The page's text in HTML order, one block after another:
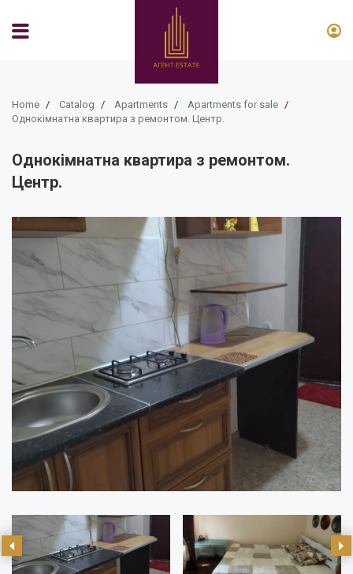
Home / Catalog / Apartments / Apartments for sale /
Однокімнатна квартира з ремонтом. Центр.
Однокімнатна квартира з ремонтом.
Центр.